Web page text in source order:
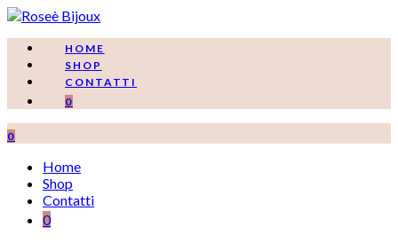
Salta
contenutoHOME
SHOP
CONTATTI
0
0
Home
Shop
Contatti
0